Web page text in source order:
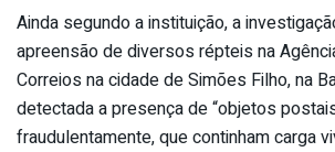
Ainda segundo a instituição, a
apreensão de diversos répteis na
Correios na cidade de Simões Filho, na
detectada a presença de “objetos
fraudulentamente, que continham carga